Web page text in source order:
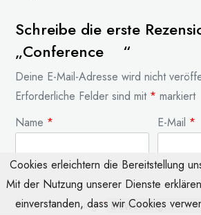
Schreibe die erste
„Conference “
Deine E-Mail-Adresse wird nicht
Erforderliche Felder sind mit * markiert
Name * E-Mail *
Deine Bewertung*
Cookies erleichtern die Bereitstellung
Mit der Nutzung unserer Dienste
einverstanden, dass wir Cookies